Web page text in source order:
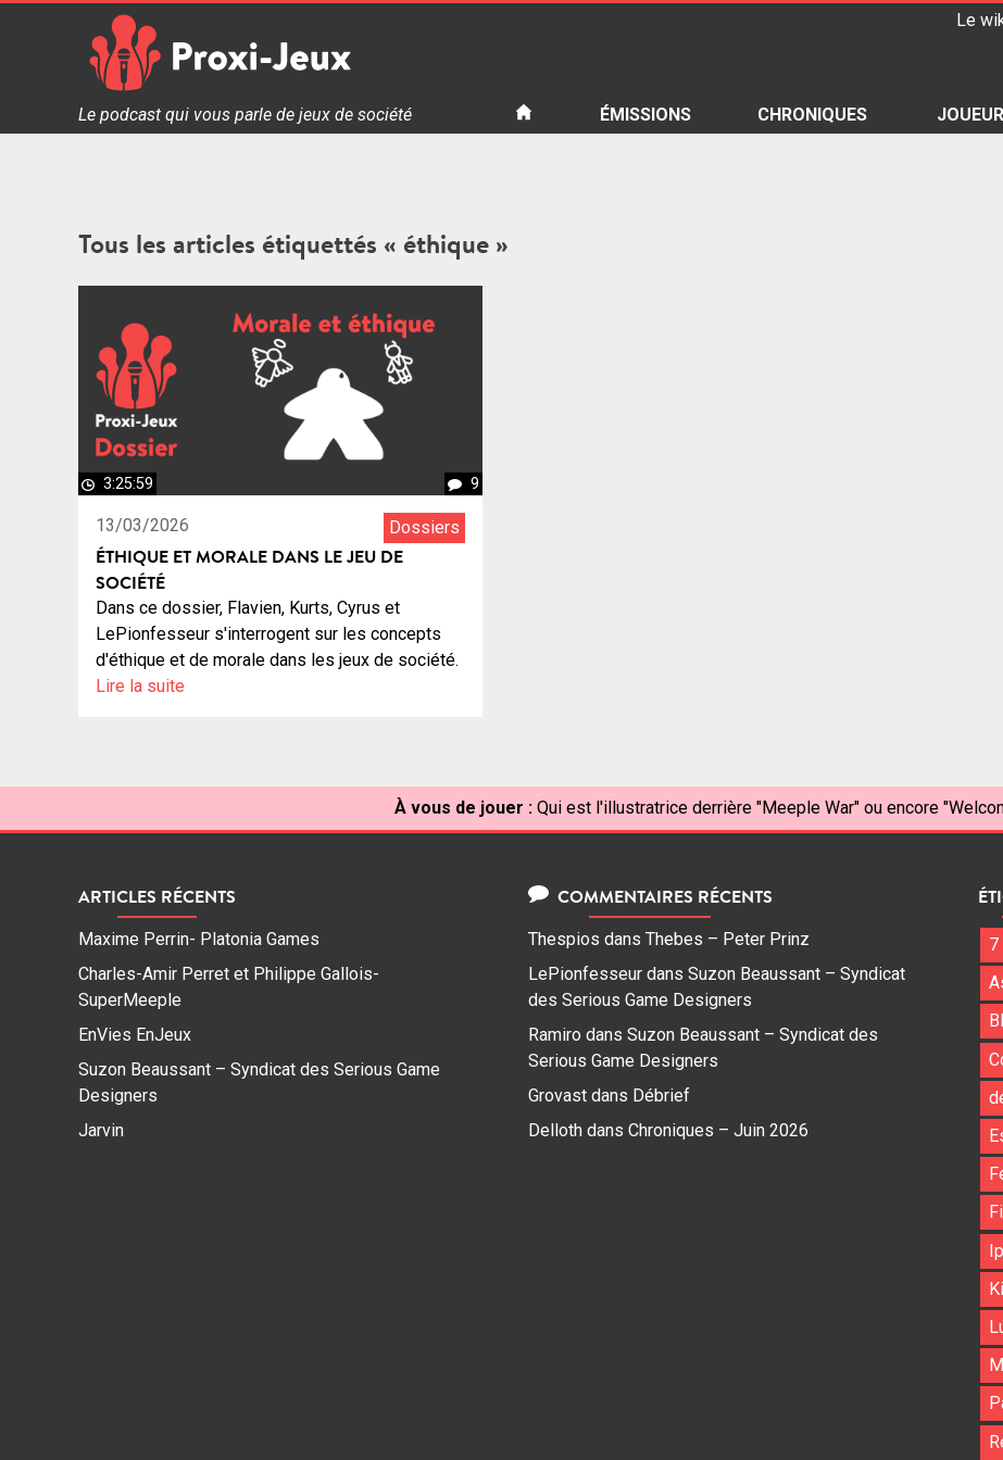
Le
Proxi Jeux - Le podcast qui vous parle de jeux de société
Le podcast qui vous parle de jeux de société ÉMISSIONS CHRONIQUES
Tous les articles étiquettés « éthique »
3:25:59 9
13/03/2026 Dossiers
ÉTHIQUE ET MORALE DANS LE JEU DE
SOCIÉTÉ
Dans ce dossier, Flavien, Kurts, Cyrus et
LePionfesseur s'interrogent sur les concepts
d'éthique et de morale dans les jeux de société.
Lire la suite
À vous de jouer : Qui est l'illustratrice derrière "Meeple War" ou encore
ARTICLES RÉCENTS
Maxime Perrin- Platonia Games
Charles-Amir Perret et Philippe Gallois-
SuperMeeple
EnVies EnJeux
Suzon Beaussant – Syndicat des Serious Game
Designers
Jarvin
COMMENTAIRES RÉCENTS
Thespios dans Thebes – Peter Prinz
LePionfesseur dans Suzon Beaussant – Syndicat
des Serious Game Designers
Ramiro dans Suzon Beaussant – Syndicat des
Serious Game Designers
Grovast dans Débrief
Delloth dans Chroniques – Juin 2026
7